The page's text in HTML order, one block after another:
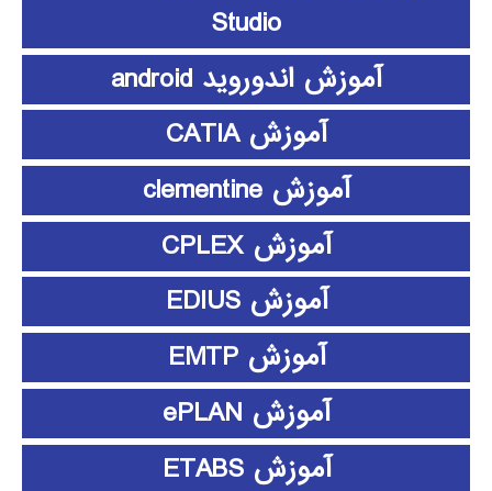
Studio
آموزش اندوروید android
آموزش CATIA
آموزش clementine
آموزش CPLEX
آموزش EDIUS
آموزش EMTP
آموزش ePLAN
آموزش ETABS